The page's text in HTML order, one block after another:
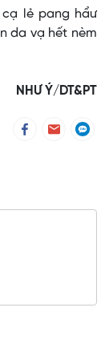
cạ lẻ pang hẩư
da vạ hết nèm
NHƯ Ý/DT&PT